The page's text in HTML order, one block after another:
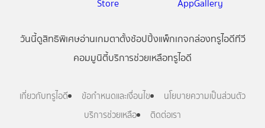
วันนี้ดูสิทธิพิเศษอ่านเกมตาตั้งช้อปปิ้งแพ็กเกจกล่องทรูไอดีทีวี
คอมมูนิตี้บริการช่วยเหลือทรูไอดี
เกี่ยวกับทรูไอดี ข้อกำหนดและเงื่อนไข
นโยบายความเป็นส่วนตัว
บริการช่วยเหลือ
ติดต่อเรา